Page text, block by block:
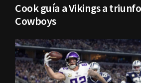
Cook guía a Vikings a
Cowboys